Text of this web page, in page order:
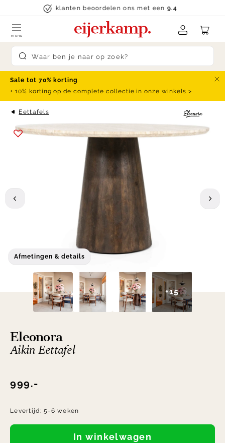
Skip to contentklanten beoordelen ons met een9.4
Submit search
menu
Sale tot 70% korting
+ 10% korting op de complete collectie in onze winkels >
Eettafels
Afmetingen & details
+15
Eleonora
Aikin Eettafel
999.-
Levertijd:5-6 weken
In winkelwagen